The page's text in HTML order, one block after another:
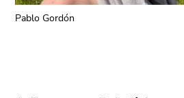
Pablo Gordón